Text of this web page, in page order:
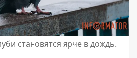
становятся ярче в дождь.